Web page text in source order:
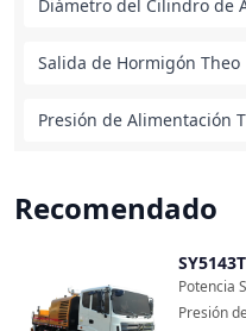
Diámetro del Cilindro de
Salida de Hormigón Theo
Presión de Alimentación
Recomendado
Potencia
Presión